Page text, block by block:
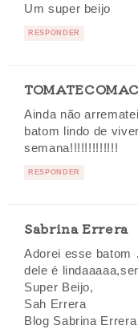
Um super beijo
RESPONDER
Ainda não
batom lindo de viver
semana!!!!!!!!!!!!!
RESPONDER
Sabrina Errera
Adorei esse batom
dele é
Super Beijo,
Sah Errera
Blog Sabrina Errera